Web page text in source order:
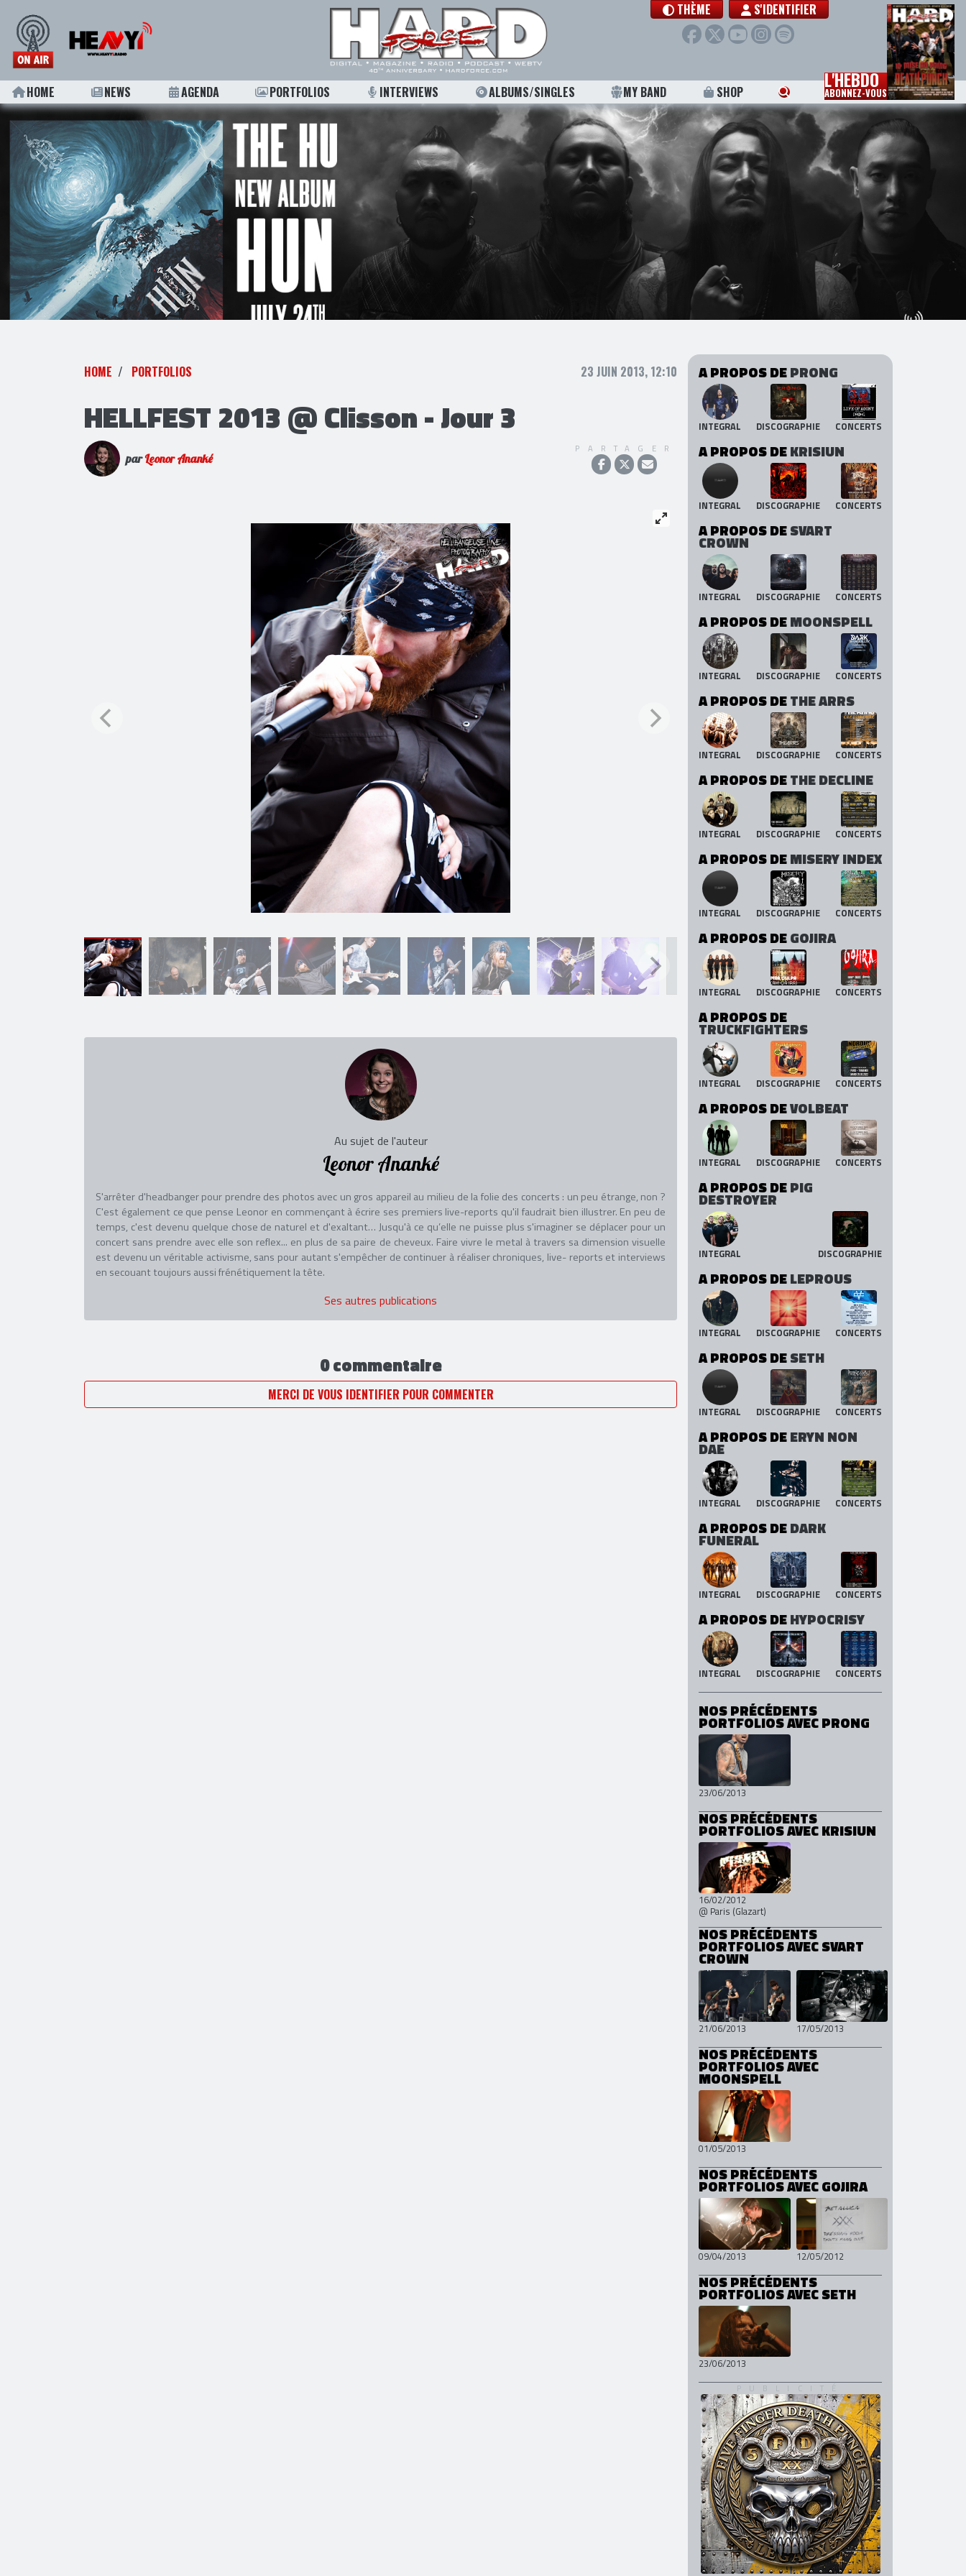
THÈME S'IDENTIFIER
HOME NEWS AGENDA PORTFOLIOS INTERVIEWS ALBUMS/SINGLES MY BAND SHOP L'HEBDO
ABONNEZ-VOUS
HELLFEST 2013 @ Clisson - Jour 3
PARTAGER
Au sujet de l'auteur
Leonor Ananké
S'arrêter d'headbanger pour prendre des photos avec un gros appareil au milieu de la folie des concerts : un peu étrange, non ?
C'est également ce que pense Leonor en commençant à écrire ses premiers live-reports qu'il faudrait bien illustrer. En peu de
temps, c'est devenu quelque chose de naturel et d'exaltant… Jusqu'à ce qu’elle ne puisse plus s'imaginer se déplacer pour un
concert sans prendre avec elle son reflex... en plus de sa paire de cheveux. Faire vivre le metal à travers sa dimension visuelle
en secouant toujours aussi frénétiquement la tête.
0 commentaire
A PROPOS DEPRONG
INTEGRAL DISCOGRAPHIE CONCERTS
A PROPOS DEKRISIUN
INTEGRAL DISCOGRAPHIE
A PROPOS DESVART
CROWN
INTEGRAL DISCOGRAPHIE CONCERTS
A PROPOS DEMOONSPELL
INTEGRAL DISCOGRAPHIE CONCERTS
A PROPOS DETHE ARRS
INTEGRAL DISCOGRAPHIE CONCERTS
A PROPOS DETHE DECLINE
INTEGRAL DISCOGRAPHIE CONCERTS
A PROPOS DEMISERY INDEX
INTEGRAL DISCOGRAPHIE CONCERTS
A PROPOS DEGOJIRA
INTEGRAL DISCOGRAPHIE
A PROPOS DE
TRUCKFIGHTERS
INTEGRAL DISCOGRAPHIE CONCERTS
A PROPOS DEVOLBEAT
INTEGRAL DISCOGRAPHIE
A PROPOS DE
DESTROYER
INTEGRAL DISCOGRAPHIE
A PROPOS DELEPROUS
INTEGRAL DISCOGRAPHIE
A PROPOS DESETH
INTEGRAL DISCOGRAPHIE CONCERTS
A PROPOS DEERYN NON
DAE
INTEGRAL DISCOGRAPHIE
A PROPOS DEDARK
FUNERAL
INTEGRAL DISCOGRAPHIE CONCERTS
A PROPOS DEHYPOCRISY
INTEGRAL DISCOGRAPHIE
NOS PRÉCÉDENTS
PORTFOLIOS AVEC PRONG
23/06/2013
NOS PRÉCÉDENTS
PORTFOLIOS AVEC KRISIUN
16/02/2012
@ Paris (Glazart)
NOS PRÉCÉDENTS
PORTFOLIOS AVEC SVART
CROWN
21/06/2013 17/05/2013
NOS PRÉCÉDENTS
PORTFOLIOS AVEC
MOONSPELL
01/05/2013
NOS PRÉCÉDENTS
PORTFOLIOS AVEC GOJIRA
09/04/2013 12/05/2012
NOS PRÉCÉDENTS
PORTFOLIOS AVEC SETH
23/06/2013